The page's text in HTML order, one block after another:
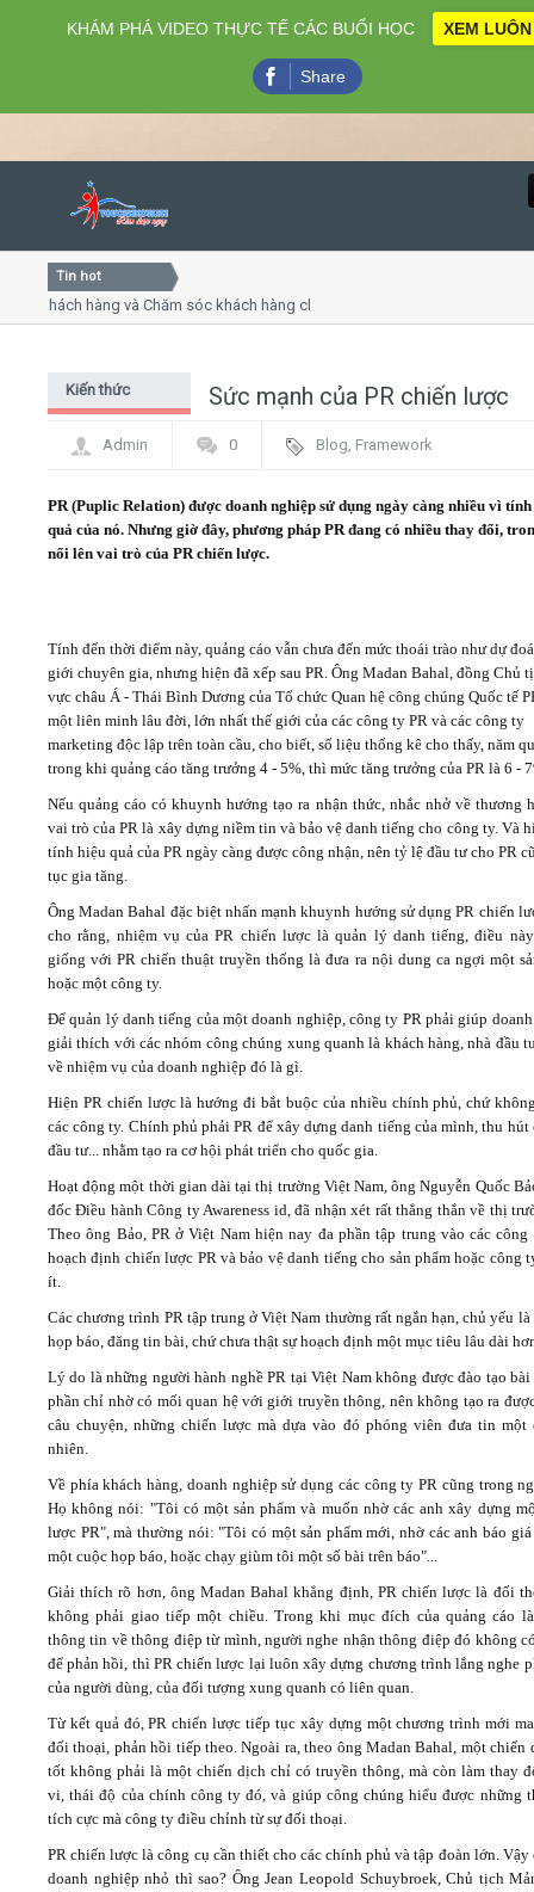
Close
Lịch khai giảng
Kiến thức
Liên hệ - Đăng ký
Tìm kiếm
Tin hot
hàng và Chăm sóc khách hàng chuyên nghiệp
Sức mạnh của PR chiến lược
Kiến thức
Marketing - PR
Admin 0 Blog, Framework
PR (Puplic Relation) được doanh nghiệp sử dụng ngày càng nhiều vì
quả của nó. Nhưng giờ đây, phương pháp PR đang có nhiều thay đổi,
nổi lên vai trò của PR chiến lược.
Tính đến thời điểm này, quảng cáo vẫn chưa đến mức thoái trào như dự
giới chuyên gia, nhưng hiện đã xếp sau PR. Ông Madan Bahal, đồng Chủ
vực châu Á - Thái Bình Dương của Tổ chức Quan hệ công chúng Quốc tế
một liên minh lâu đời, lớn nhất thế giới của các công ty PR và các công ty
marketing độc lập trên toàn cầu, cho biết, số liệu thống kê cho thấy, năm
trong khi quảng cáo tăng trưởng 4 - 5%, thì mức tăng trưởng của PR là 6 -
Nếu quảng cáo có khuynh hướng tạo ra nhận thức, nhắc nhở về thương
vai trò của PR là xây dựng niềm tin và bảo vệ danh tiếng cho công ty. Và
tính hiệu quả của PR ngày càng được công nhận, nên tỷ lệ đầu tư cho PR
tục gia tăng.
Ông Madan Bahal đặc biệt nhấn mạnh khuynh hướng sử dụng PR chiến
cho rằng, nhiệm vụ của PR chiến lược là quản lý danh tiếng, điều
giống với PR chiến thuật truyền thống là đưa ra nội dung ca ngợi một
hoặc một công ty.
Để quản lý danh tiếng của một doanh nghiệp, công ty PR phải giúp
giải thích với các nhóm công chúng xung quanh là khách hàng, nhà đầu
về nhiệm vụ của doanh nghiệp đó là gì.
Hiện PR chiến lược là hướng đi bắt buộc của nhiều chính phủ, chứ
các công ty. Chính phủ phải PR để xây dựng danh tiếng của mình, thu hút
đầu tư... nhằm tạo ra cơ hội phát triển cho quốc gia.
Hoạt động một thời gian dài tại thị trường Việt Nam, ông Nguyễn Quốc
đốc Điều hành Công ty Awareness id, đã nhận xét rất thẳng thắn về thị
Theo ông Bảo, PR ở Việt Nam hiện nay đa phần tập trung vào các công
hoạch định chiến lược PR và bảo vệ danh tiếng cho sản phẩm hoặc công
ít.
Các chương trình PR tập trung ở Việt Nam thường rất ngắn hạn, chủ yếu
họp báo, đăng tin bài, chứ chưa thật sự hoạch định một mục tiêu lâu dài
Lý do là những người hành nghề PR tại Việt Nam không được đào tạo bài
phần chỉ nhờ có mối quan hệ với giới truyền thông, nên không tạo ra
câu chuyện, những chiến lược mà dựa vào đó phóng viên đưa tin một
nhiên.
Về phía khách hàng, doanh nghiệp sử dụng các công ty PR cũng trong
Họ không nói: "Tôi có một sản phẩm và muốn nhờ các anh xây dựng
lược PR", mà thường nói: "Tôi có một sản phẩm mới, nhờ các anh báo
một cuộc họp báo, hoặc chạy giùm tôi một số bài trên báo"...
Giải thích rõ hơn, ông Madan Bahal khẳng định, PR chiến lược là đối
không phải giao tiếp một chiều. Trong khi mục đích của quảng cáo
thông tin về thông điệp từ mình, người nghe nhận thông điệp đó không
để phản hồi, thì PR chiến lược lại luôn xây dựng chương trình lắng nghe
của người dùng, của đối tượng xung quanh có liên quan.
Từ kết quả đó, PR chiến lược tiếp tục xây dựng một chương trình mới
đối thoại, phản hồi tiếp theo. Ngoài ra, theo ông Madan Bahal, một chiến
tốt không phải là một chiến dịch chỉ có truyền thông, mà còn làm thay
vi, thái độ của chính công ty đó, và giúp công chúng hiểu được những
tích cực mà công ty điều chỉnh từ sự đối thoại.
PR chiến lược là công cụ cần thiết cho các chính phủ và tập đoàn lớn. Vậy
doanh nghiệp nhỏ thì sao? Ông Jean Leopold Schuybroek, Chủ tịch
KHÁM PHÁ VIDEO THỰC TẾ CÁC BUỔI HỌC XEM LUÔN
Share